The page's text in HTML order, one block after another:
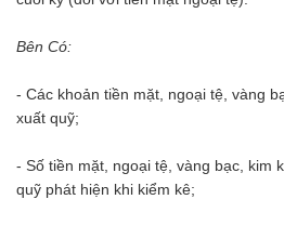
Bên Có:
- Các khoản tiền mặt, ngoại tệ, vàng
xuất quỹ;
- Số tiền mặt, ngoại tệ, vàng bạc, kim
quỹ phát hiện khi kiểm kê;